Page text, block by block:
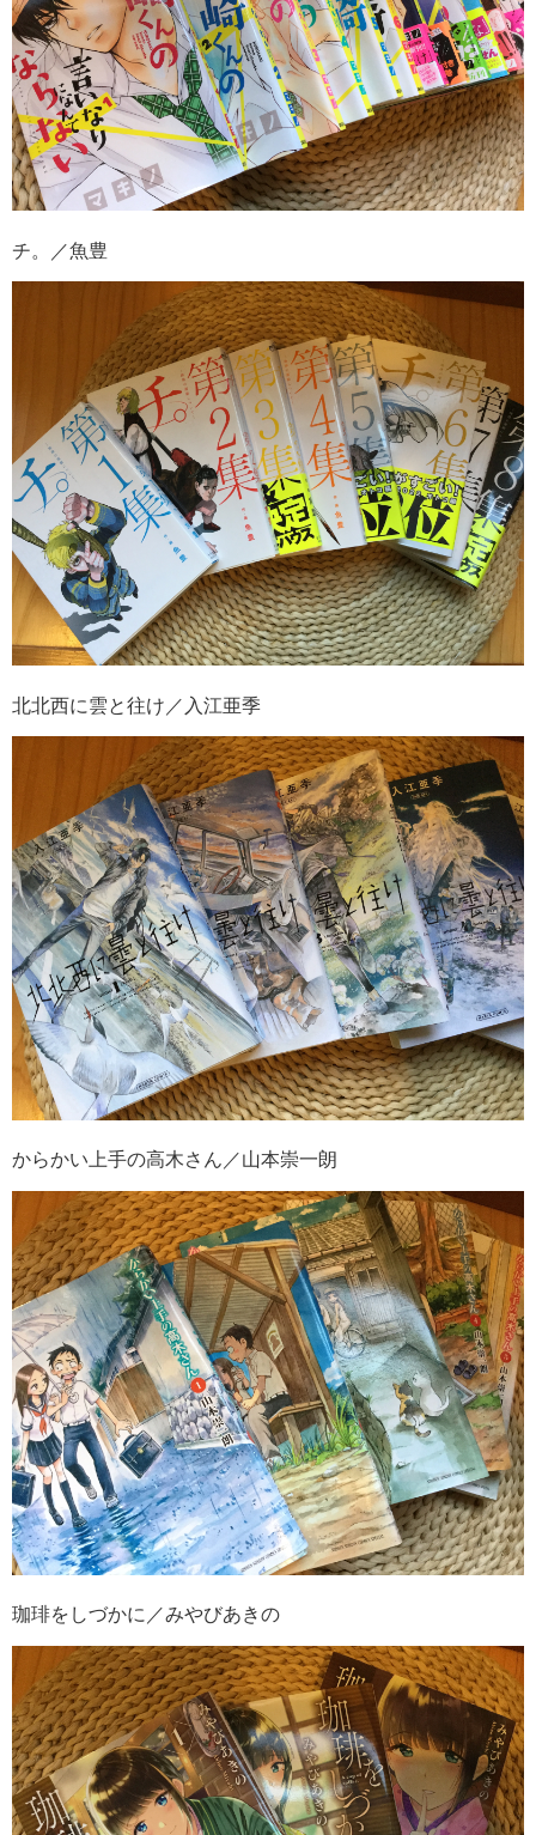
チ。／魚豊
北北西に雲と往け／入江亜季
からかい上手の高木さん／山本崇一朗
珈琲をしづかに／みやびあきの